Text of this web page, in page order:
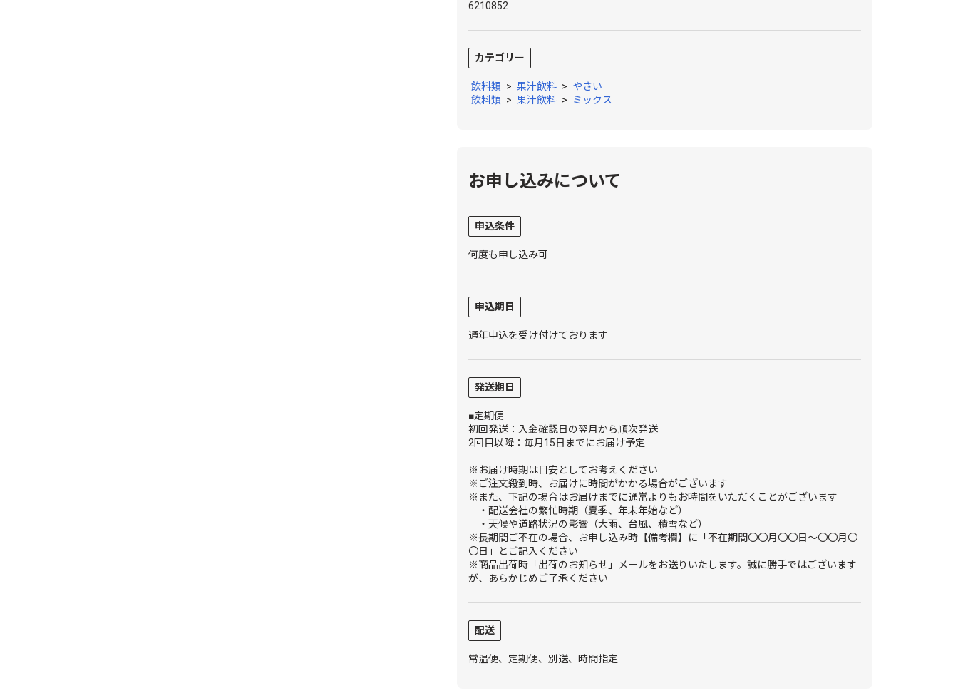
6210852
カテゴリー
飲料類 > 果汁飲料 > やさい
飲料類 > 果汁飲料 > ミックス
お申し込みについて
申込条件
何度も申し込み可
申込期日
通年申込を受け付けております
発送期日
■定期便
初回発送：入金確認日の翌月から順次発送
2回目以降：毎月15日までにお届け予定
※お届け時期は目安としてお考えください
※ご注文殺到時、お届けに時間がかかる場合がございます
※また、下記の場合はお届けまでに通常よりもお時間をいただくことがございます
・配送会社の繁忙時期（夏季、年末年始など）
・天候や道路状況の影響（大雨、台風、積雪など）
※長期間ご不在の場合、お申し込み時【備考欄】に「不在期間〇〇月〇〇日～〇〇月〇
〇日」とご記入ください
※商品出荷時「出荷のお知らせ」メールをお送りいたします。誠に勝手ではございます
が、あらかじめご了承ください
配送
常温便、定期便、別送、時間指定